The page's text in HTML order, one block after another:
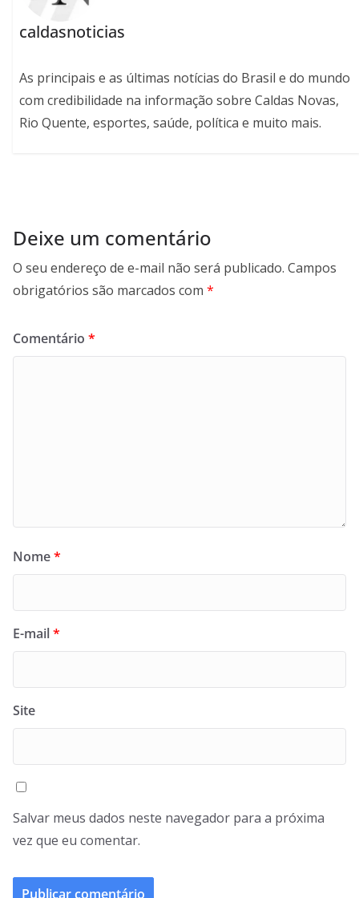
caldasnoticias
As principais e as últimas notícias do Brasil e do mundo
com credibilidade na informação sobre Caldas Novas,
Rio Quente, esportes, saúde, política e muito mais.
Deixe um comentário
O seu endereço de e-mail não será publicado. Campos
obrigatórios são marcados com *
Comentário *
Nome*
E-mail*
Site
Salvar meus dados neste navegador para a próxima
vez que eu comentar.